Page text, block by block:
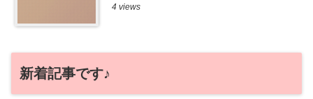
4 views
新着記事です♪